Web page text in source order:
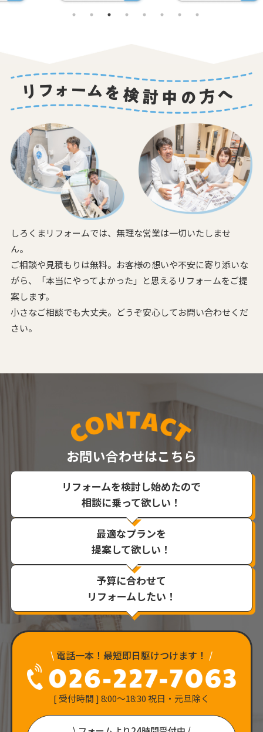
しろくまリフォームでは、無理な営業は一切いたしませ
ん。
ご相談や見積もりは無料。お客様の想いや不安に寄り添いな
がら、
「本当にやってよかった」と思えるリフォームをご提
案します。
小さなご相談でも大丈夫。どうぞ安心してお問い合わせくだ
さい。
お問い合わせはこちら
リフォームを検討し始めたので
相談に乗って欲しい！
最適なプランを
提案して欲しい！
予算に合わせて
リフォームしたい！
\ 電話一本！最短即日駆けつけます！ /
[ 受付時間 ] 8:00〜18:30 祝日・元旦除く